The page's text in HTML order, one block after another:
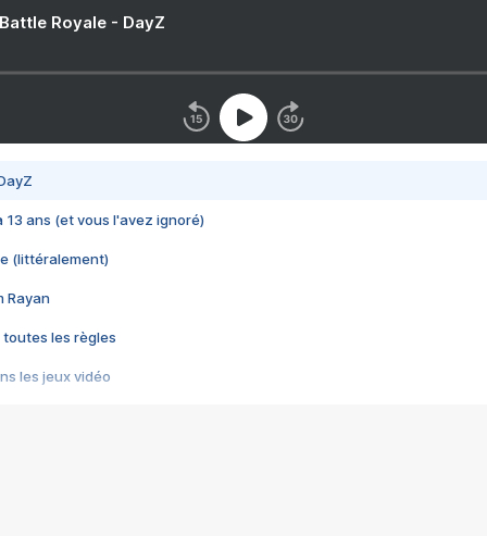
Royale - DayZ
13 ans (et vous l'avez ignoré)
(littéralement)
Rayan
toutes les règles
les jeux vidéo